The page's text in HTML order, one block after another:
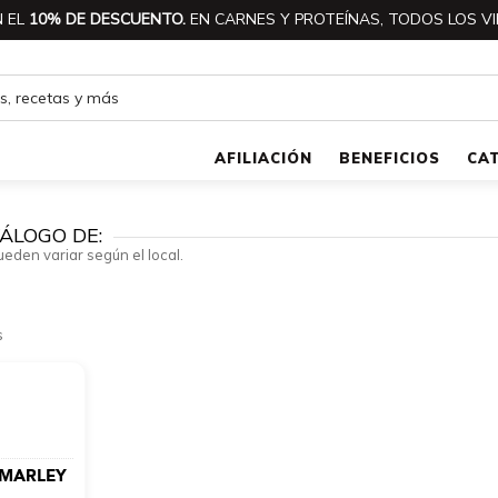
EL 10% DE DESCUENTO. EN CARNES Y PROTEÍNAS, TODOS LOS
AFILIACIÓN BENEFICIOS
DE:
variar según el local.